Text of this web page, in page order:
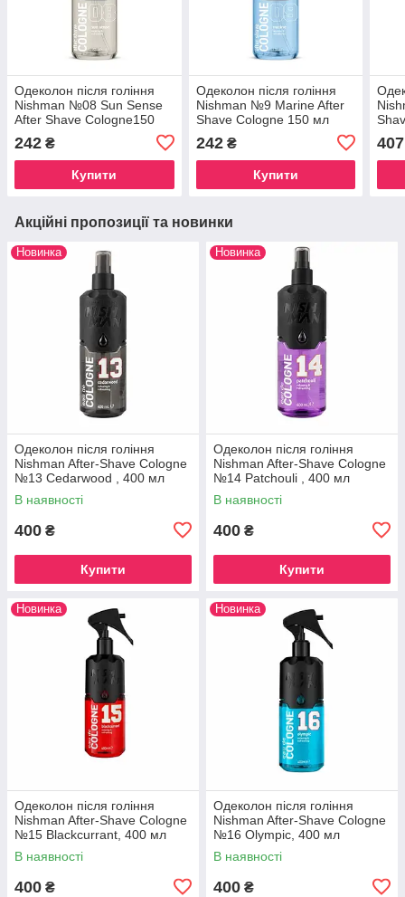
Одеколон після гоління
Nishman №08 Sun Sense
After Shave Cologne150
242 ₴
Купити
Одеколон після гоління
Nishman №9 Marine After
Shave Cologne 150 мл
242₴
Купити
407
Акційні пропозиції та новинки
Новинка
Одеколон після гоління
Nishman After-Shave Cologne
№13 Cedarwood , 400 мл
В наявності
400 ₴
Купити
Новинка
Одеколон після гоління
Nishman After-Shave Cologne
№14 Patchouli , 400 мл
В наявності
400 ₴
Купити
Новинка
Одеколон після гоління
Nishman After-Shave Cologne
№15 Blackcurrant, 400 мл
В наявності
400 ₴
Новинка
Одеколон після гоління
Nishman After-Shave Cologne
№16 Olympic, 400 мл
В наявності
400 ₴